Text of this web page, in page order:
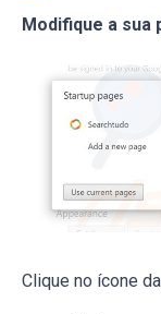
Modifique a sua
Clique no ícone